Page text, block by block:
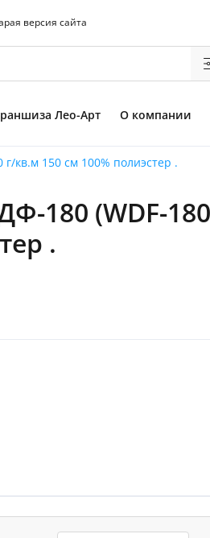
версия сайта
Лео-Арт О компании
кв.м 150 см 100% полиэстер .
180 (WDF-
.